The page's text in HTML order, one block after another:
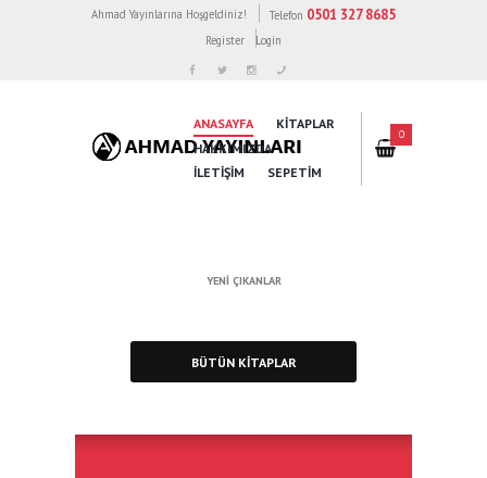
Ahmad Yayınlarına Hoşgeldiniz! Telefon 0501 327 8685
Register Login
ANASAYFA
KİTAPLAR
HAKKIMIZDA
İLETİŞİM
SEPETIM
0
YENI ÇIKANLAR
BÜTÜN KİTAPLAR